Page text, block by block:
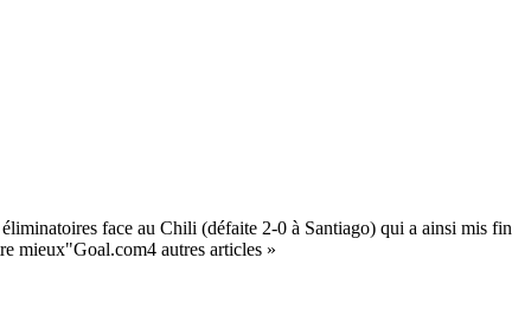
face au Chili (défaite 2-0 à Santiago) qui a ainsi mis fin
mieux"Goal.com4 autres articles »